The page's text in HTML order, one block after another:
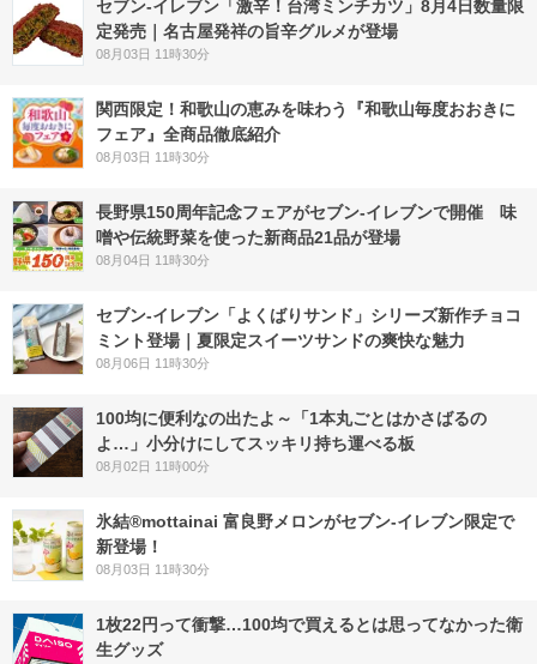
セブン-イレブン「激辛！台湾ミンチカツ」8月4日数量限
定発売｜名古屋発祥の旨辛グルメが登場
08月03日 11時30分
関西限定！和歌山の恵みを味わう『和歌山毎度おおきに
フェア』全商品徹底紹介
08月03日 11時30分
長野県150周年記念フェアがセブン-イレブンで開催 味
噌や伝統野菜を使った新商品21品が登場
08月04日 11時30分
セブン‐イレブン「よくばりサンド」シリーズ新作チョコ
ミント登場｜夏限定スイーツサンドの爽快な魅力
08月06日 11時30分
100均に便利なの出たよ～「1本丸ごとはかさばるの
よ…」小分けにしてスッキリ持ち運べる板
08月02日 11時00分
氷結®mottainai 富良野メロンがセブン‐イレブン限定で
新登場！
08月03日 11時30分
1枚22円って衝撃…100均で買えるとは思ってなかった衛
生グッズ